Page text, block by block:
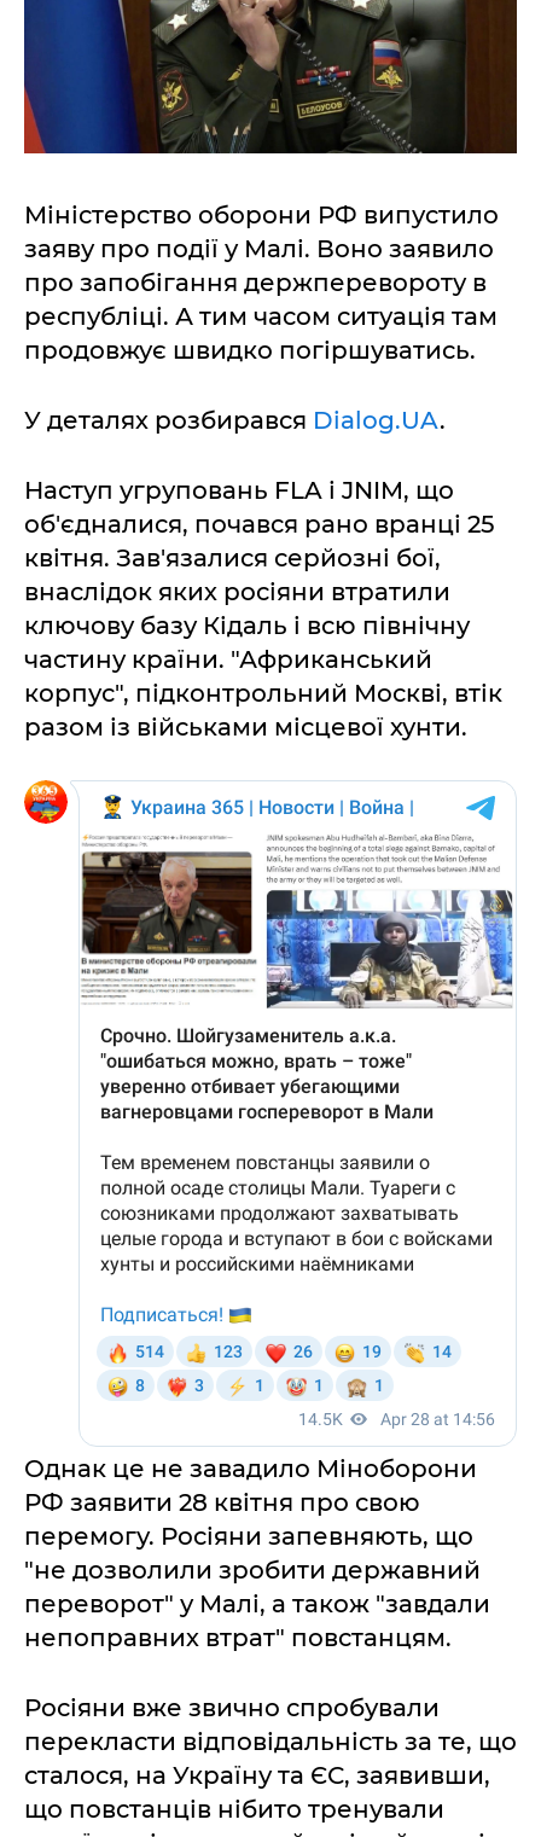
Міністерство оборони РФ випустило
заяву про події у Малі. Воно заявило
про запобігання держперевороту в
республіці. А тим часом ситуація там
продовжує швидко погіршуватись.
У деталях розбирався Dialog.UA.
Наступ угруповань FLA і JNIM, що
об'єдналися, почався рано вранці 25
квітня. Зав'язалися серйозні бої,
внаслідок яких росіяни втратили
ключову базу Кідаль і всю північну
частину країни. "Африканський
корпус", підконтрольний Москві, втік
разом із військами місцевої хунти.
Однак це не завадило Міноборони
РФ заявити 28 квітня про свою
перемогу. Росіяни запевняють, що
"не дозволили зробити державний
переворот" у Малі, а також "завдали
непоправних втрат" повстанцям.
Росіяни вже звично спробували
перекласти відповідальність за те, що
сталося, на Україну та ЄС, заявивши,
що повстанців нібито тренували